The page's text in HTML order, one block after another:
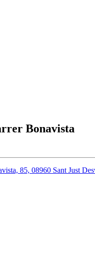
Bonavista
85, 08960 Sant Just